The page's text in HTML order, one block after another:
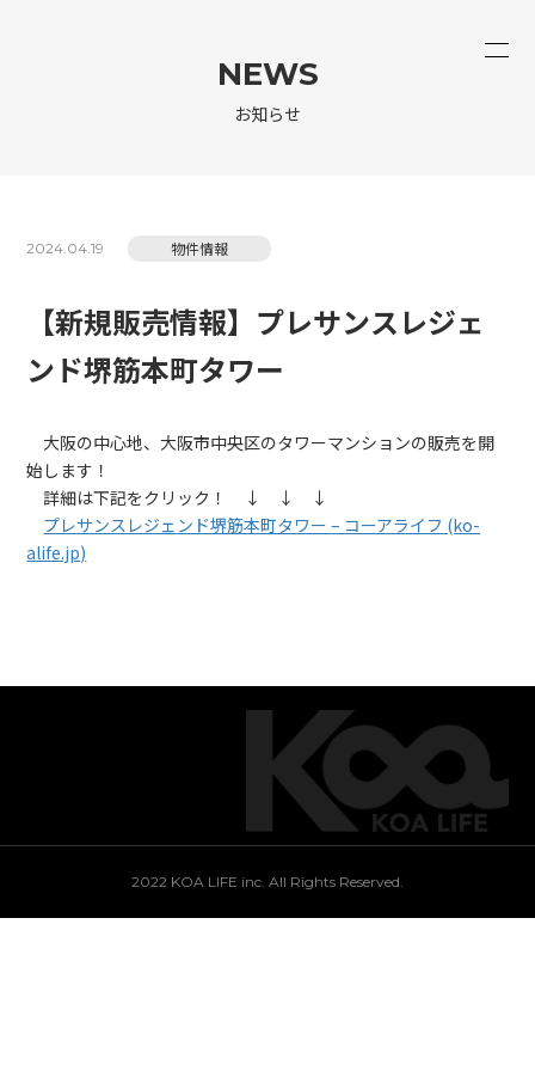
NEWS
お知らせ
2024.04.19 物件情報
【新規販売情報】プレサンスレジェ
ンド堺筋本町タワー
大阪の中心地、大阪市中央区のタワーマンションの販売を開
始します！
詳細は下記をクリック！ ↓ ↓ ↓
プレサンスレジェンド堺筋本町タワー – コーアライフ (ko-
alife.jp)
2022 KOA LIFE inc. All Rights Reserved.